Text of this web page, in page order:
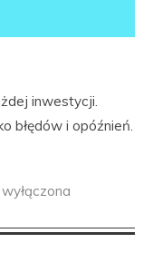
inwestycji.
błędów i opóźnień.